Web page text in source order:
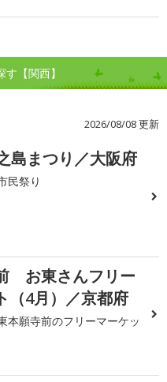
【関西】
2026/08/08 更新
島まつり／大阪府
民祭り
お東さんフリー
（4月）／京都府
本願寺前のフリーマーケッ